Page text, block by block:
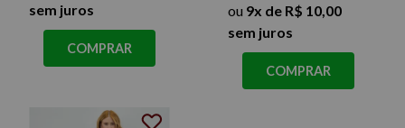
sem juros
COMPRAR
ou 9x de R$ 10,00
sem juros
COMPRAR